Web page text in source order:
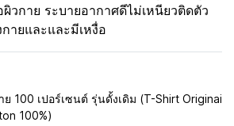
ผิวกาย ระบายอากาศดีไม่เหนียวติดตัว
ายและและมีเหงื่อ
ย 100 เปอร์เซนต์ รุ่นดั้งเดิม (T-Shirt Originai
100%)